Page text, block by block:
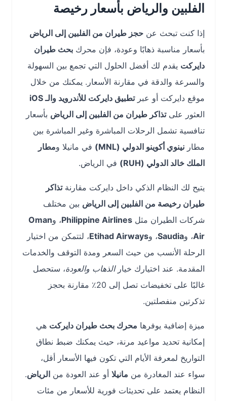
الفلبين والرياض بأسعار رخيصة
إذا كنت تبحث عنحجز طيران من الفلبين إلى الرياض
بأسعار مناسبة ذهابًا وعودة، فإن محركبحث طيران
دايركتيقدم لك أفضل الحلول التي تجمع بين السهولة
والسرعة والدقة في مقارنة الأسعار. يمكنك من خلال
موقع دايركت أو عبرتطبيق دايركت للأندرويد والـ iOS
العثور على تذاكر طيران من الفلبين إلى الرياضبأسعار
تنافسية تشمل الرحلات المباشرة وغير المباشرة بين
نينوي أكوينو الدولي (MNL) في مانيلا ومطار
الملك خالد الدولي (RUH)
في الرياض.
يتيح لك النظام الذكي داخل دايركت مقارنةتذاكر
طيران رخيصة من الفلبين إلى الرياضبين مختلف
شركات الطيران مثلPhilippine Airlines، وOman
، وSaudia، وEtihad Airways، لتتمكن من اختيار
الرحلة الأنسب من حيث السعر ومدة التوقف والخدمات
المقدمة. عند اختيارك خيارالذهاب والعودة، ستحصل
غالبًا على تخفيضات تصل إلى 20٪ مقارنة بحجز
تذكرتين منفصلتين.
ميزة إضافية يوفرهامحرك بحث طيران دايركتهي
إمكانية تحديد مواعيد مرنة، حيث يمكنك ضبط نطاق
التواريخ لمعرفة الأيام التي تكون فيها الأسعار أقل،
سواء عند المغادرة من مانيلاأو عند العودة منالرياض.
النظام يعتمد على تحديثات فورية للأسعار من مئات